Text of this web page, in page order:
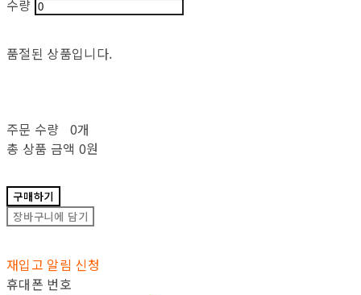
수량
품절된 상품입니다.
주문 수량
0개
총 상품 금액 0원
구매하기
장바구니에 담기
재입고 알림 신청
휴대폰 번호